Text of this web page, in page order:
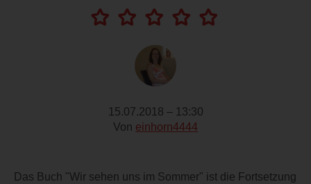
15.07.2018 – 13:30
Von einhorn4444
Das Buch "Wir sehen uns im Sommer" ist die Fortsetzung